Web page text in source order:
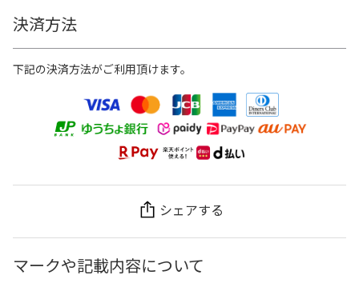
決済方法
下記の決済方法がご利用頂けます。
シェアする
マークや記載内容について